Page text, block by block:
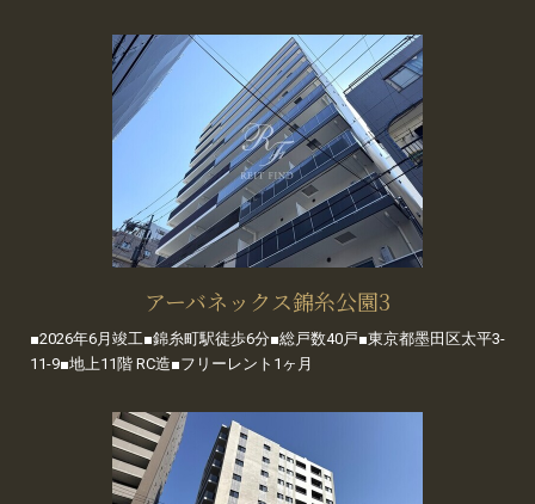
アーバネックス錦糸公園3
■2026年6月竣工■錦糸町駅徒歩6分■総戸数40戸■東京都墨田区太平3-
11-9■地上11階 RC造■フリーレント1ヶ月